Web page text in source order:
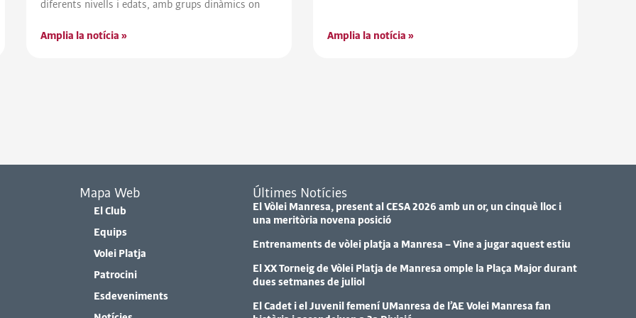
diferents nivells i edats, amb grups dinàmics on
Amplia la notícia » Amplia la notícia »
Mapa Web
El Club
Equips
Volei Platja
Patrocini
Esdeveniments
Últimes Notícies
El Vòlei Manresa, present al CESA 2026 amb un or, un cinquè lloc i
una meritòria novena posició
Entrenaments de vòlei platja a Manresa – Vine a jugar aquest estiu
El XX Torneig de Vòlei Platja de Manresa omple la Plaça Major durant
dues setmanes de juliol
El Cadet i el Juvenil femení UManresa de l’AE Volei Manresa fan